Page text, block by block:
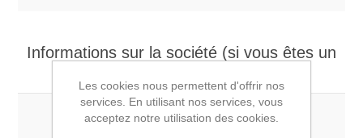
Informations sur la société (si vous êtes un
Société:
Les cookies nous permettent d'offrir nos
services. En utilisant nos services, vous
acceptez notre utilisation des cookies.